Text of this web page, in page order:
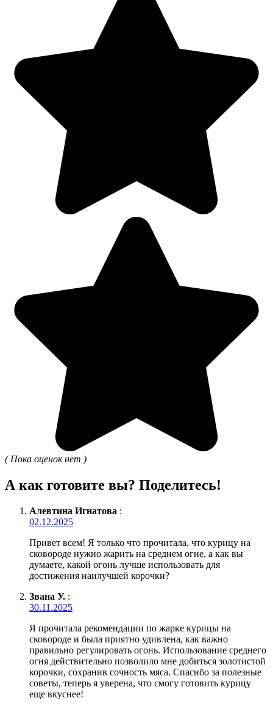
( Пока оценок нет )
А как готовите вы? Поделитесь!
Алевтина Игнатова :
02.12.2025
Привет всем! Я только что прочитала, что курицу на
сковороде нужно жарить на среднем огне, а как вы
думаете, какой огонь лучше использовать для
достижения наилучшей корочки?
Звана У. :
30.11.2025
Я прочитала рекомендации по жарке курицы на
сковороде и была приятно удивлена, как важно
правильно регулировать огонь. Использование среднего
огня действительно позволило мне добиться золотистой
корочки, сохранив сочность мяса. Спасибо за полезные
советы, теперь я уверена, что смогу готовить курицу
еще вкуснее!